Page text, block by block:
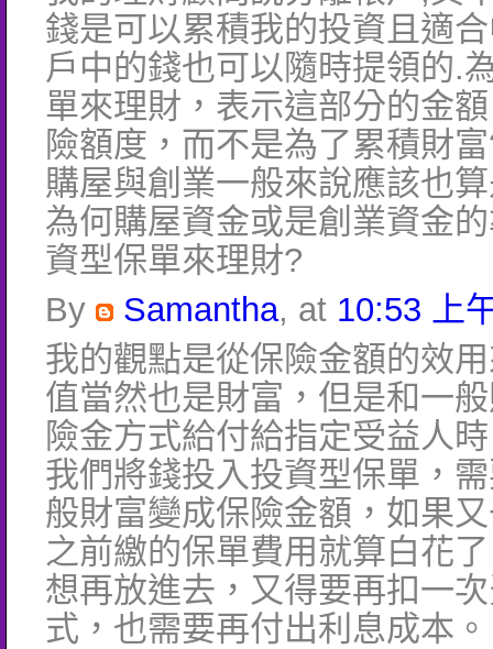
錢是可以累積我的投資且適
戶中的錢也可以隨時提領的.
單來理財，表示這部分的金
險額度，而不是為了累積財
購屋與創業一般來說應該也
為何購屋資金或是創業資金
資型保單來理財?
By
Samantha, at 10:53 上
我的觀點是從保險金額的效
值當然也是財富，但是和一
險金方式給付給指定受益人
我們將錢投入投資型保單，
般財富變成保險金額，如果
之前繳的保單費用就算白花
想再放進去，又得要再扣一
式，也需要再付出利息成本。